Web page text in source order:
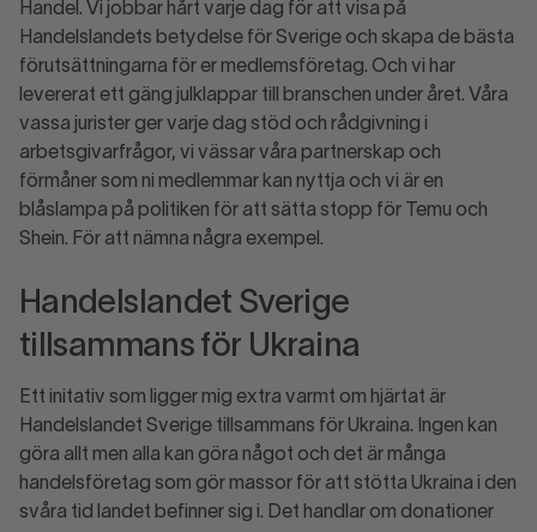
Handel. Vi jobbar hårt varje dag för att visa på
Handelslandets betydelse för Sverige och skapa de bästa
förutsättningarna för er medlemsföretag. Och vi har
levererat ett gäng julklappar till branschen under året. Våra
vassa jurister ger varje dag stöd och rådgivning i
arbetsgivarfrågor, vi vässar våra partnerskap och
förmåner som ni medlemmar kan nyttja och vi är en
blåslampa på politiken för att sätta stopp för Temu och
Shein. För att nämna några exempel.
Handelslandet Sverige
tillsammans för Ukraina
Ett initativ som ligger mig extra varmt om hjärtat är
Handelslandet Sverige tillsammans för Ukraina. Ingen kan
göra allt men alla kan göra något och det är många
handelsföretag som gör massor för att stötta Ukraina i den
svåra tid landet befinner sig i. Det handlar om donationer